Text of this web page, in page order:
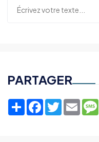
PARTAGER
ShareFacebook
TwitterEmail